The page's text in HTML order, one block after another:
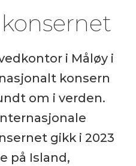
i Måløy i
konsern
om i verden.
gikk i 2023
på Island,